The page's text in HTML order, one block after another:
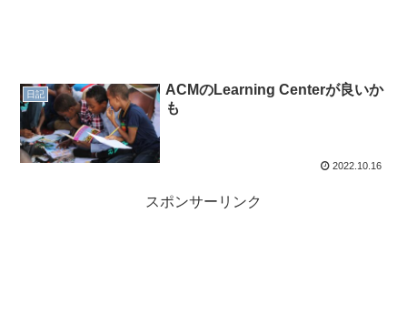
日記
ACMのLearning Centerが良いか
も
2022.10.16
スポンサーリンク